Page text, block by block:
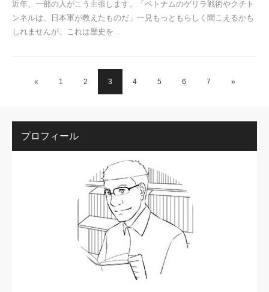
近年、一部の人がこう主張します。「ベトナムのゲリラ戦術やクチト
ンネルは、日本軍が教えたものだ」一見もっともらしく聞こえるかも
しれませんが、これは歴史を…
« 1 2 3 4 5 6 7 »
プロフィール